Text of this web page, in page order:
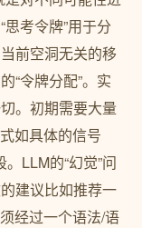
考令牌”用于分
前空洞无关的移
“令牌分配”。实
。初期需要大量
如具体的信号
LLM的“幻觉”问
建议比如推荐一
经过一个语法/语